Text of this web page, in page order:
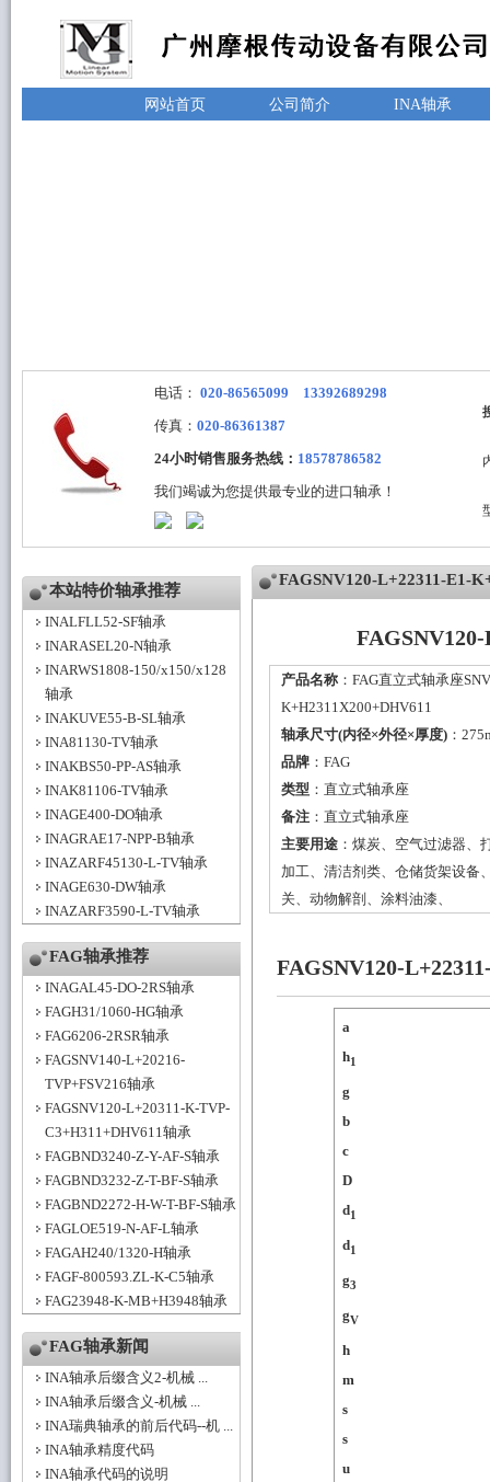
网站首页 公司简介 INA轴承
电话： 020-86565099 13392689298
传真： 020-86361387
24小时销售服务热线： 18578786582
我们竭诚为您提供最专业的进口轴承！
本站特价轴承推荐
INALFLL52-SF轴承
INARASEL20-N轴承
INARWS1808-150/x150/x128
轴承
INAKUVE55-B-SL轴承
INA81130-TV轴承
INAKBS50-PP-AS轴承
INAK81106-TV轴承
INAGE400-DO轴承
INAGRAE17-NPP-B轴承
INAZARF45130-L-TV轴承
INAGE630-DW轴承
INAZARF3590-L-TV轴承
FAG轴承推荐
INAGAL45-DO-2RS轴承
FAGH31/1060-HG轴承
FAG6206-2RSR轴承
FAGSNV140-L+20216-
TVP+FSV216轴承
FAGSNV120-L+20311-K-TVP-
C3+H311+DHV611轴承
FAGBND3240-Z-Y-AF-S轴承
FAGBND3232-Z-T-BF-S轴承
FAGBND2272-H-W-T-BF-S轴承
FAGLOE519-N-AF-L轴承
FAGAH240/1320-H轴承
FAGF-800593.ZL-K-C5轴承
FAG23948-K-MB+H3948轴承
FAG轴承新闻
INA轴承后缀含义2-机械 ...
INA轴承后缀含义-机械 ...
INA瑞典轴承的前后代码--机 ...
INA轴承精度代码
INA轴承代码的说明
FAGSNV120-L+22311-E1-
产品名称 ：FAG直立式轴承座
K+H2311X200+DHV611
轴承尺寸(内径×外径×厚度) ：
品牌 ： FAG
类型 ： 直立式轴承座
备注 ：直立式轴承座
主要用途 ：煤炭、空气过滤器、
加工、清洁剂类、仓储货架设备
关、动物解剖、涂料油漆、
FAGSNV120-
a
h1
g
b
c
D
d1
d1
g3
gV
h
m
s
s
u